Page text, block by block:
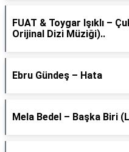
FUAT & Toygar Işıklı –
Orijinal Dizi Müziği)..
Ebru Gündeş – Hata
Mela Bedel – Başka Biri